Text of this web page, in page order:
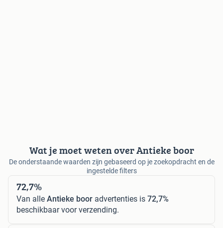
Wat je moet weten over Antieke boor
De onderstaande waarden zijn gebaseerd op je zoekopdracht en de
ingestelde filters
72,7%
Van alle Antieke boor advertenties is 72,7%
beschikbaar voor verzending.